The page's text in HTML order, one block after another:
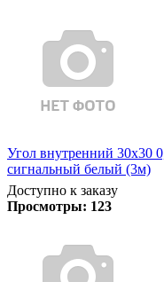
Угол внутренний 30х30
сигнальный белый (3м)
Доступно к заказу
Просмотры: 123